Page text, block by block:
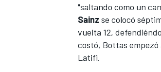
"saltando como un
Sainz se colocó
vuelta 12,
costó, Bottas empezó
Latifi.